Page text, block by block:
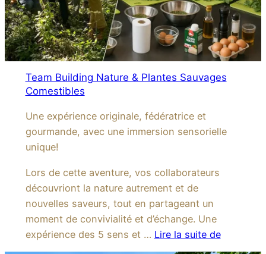
Team Building Nature & Plantes Sauvages
Comestibles
Une expérience originale, fédératrice et
gourmande, avec une immersion sensorielle
unique!
Lors de cette aventure, vos collaborateurs
découvriont la nature autrement et de
nouvelles saveurs, tout en partageant un
moment de convivialité et d’échange. Une
expérience des 5 sens et … Lire la suite de